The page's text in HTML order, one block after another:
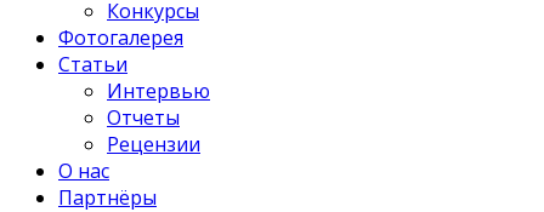
Конкурсы
Фотогалерея
Статьи
Интервью
Отчеты
Рецензии
О нас
Партнёры